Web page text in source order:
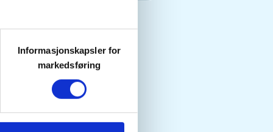
Informasjonskapsler for
markedsføring